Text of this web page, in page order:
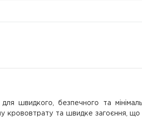
швидкого, безпечного та
крововтрату та швидке загоєння,